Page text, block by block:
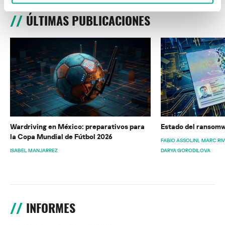
ÚLTIMAS PUBLICACIONES
Wardriving en México: preparativos para
la Copa Mundial de Fútbol 2026
ISABEL MANJARREZ
Estado del
FABIO ASSOLINI MARC
DARYA GORODILOVA
INFORMES